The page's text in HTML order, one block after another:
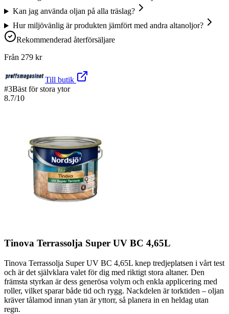
Kan jag använda oljan på alla träslag?
Hur miljövänlig är produkten jämfört med andra altanoljor?
Rekommenderad återförsäljare
Från 279 kr
Till butik
#3Bäst för stora ytor
8.7/10
Tinova Terrassolja Super UV BC 4,65L
Tinova Terrassolja Super UV BC 4,65L knep tredjeplatsen i vårt test
och är det självklara valet för dig med riktigt stora altaner. Den
främsta styrkan är dess generösa volym och enkla applicering med
roller, vilket sparar både tid och rygg. Nackdelen är torktiden – oljan
kräver tålamod innan ytan är yttorr, så planera in en heldag utan
regn.